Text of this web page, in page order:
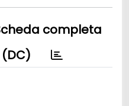
completa